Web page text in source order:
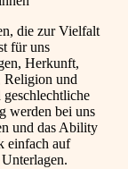
die zur Vielfalt
für uns
Herkunft,
Religion und
werden bei uns
und das Ability
einfach auf